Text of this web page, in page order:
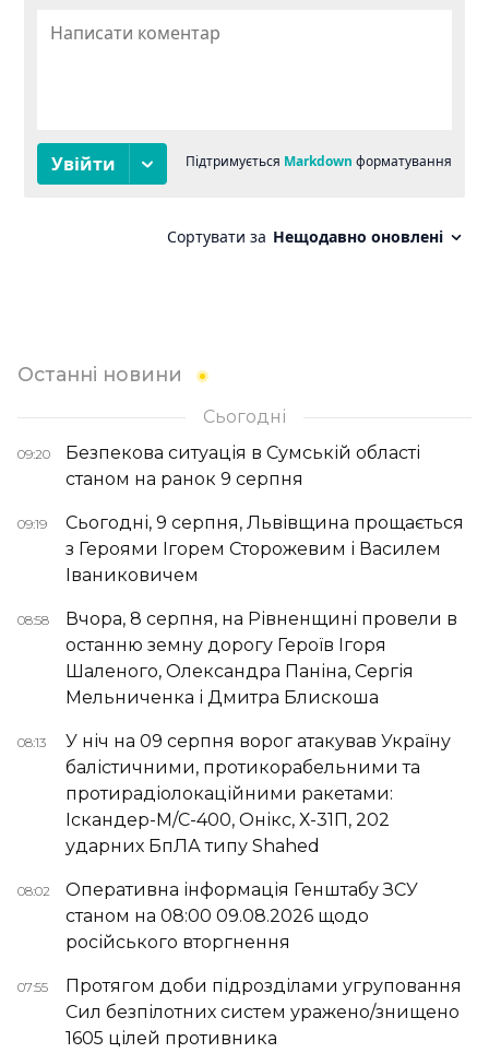
Останні новини
Сьогодні
09:20
Безпекова ситуація в Сумській області
станом на ранок 9 серпня
09:19
Сьогодні, 9 серпня, Львівщина прощається
з Героями Ігорем Сторожевим і Василем
Іваниковичем
08:58
Вчора, 8 серпня, на Рівненщині провели в
останню земну дорогу Героїв Ігоря
Шаленого, Олександра Паніна, Сергія
Мельниченка і Дмитра Блискоша
08:13
У ніч на 09 серпня ворог атакував Україну
балістичними, протикорабельними та
протирадіолокаційними ракетами:
Іскандер-М/С-400, Онікс, Х-31П, 202
ударних БпЛА типу Shahed
08:02
Оперативна інформація Генштабу ЗСУ
станом на 08:00 09.08.2026 щодо
російського вторгнення
07:55
Протягом доби підрозділами угруповання
Сил безпілотних систем уражено/знищено
1605 цілей противника